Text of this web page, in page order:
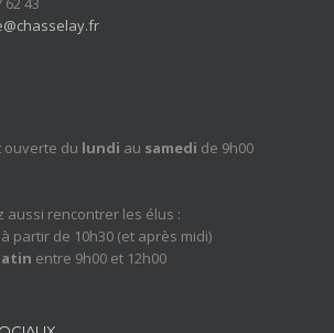
ouverte du lundi au samedi de 9h00
aussi rencontrer les élus :
à partir de 10h30 (et après midi)
entre 9h00 et 12h00